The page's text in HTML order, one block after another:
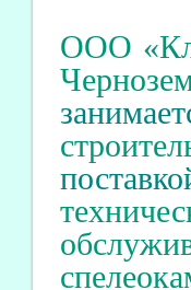
ООО